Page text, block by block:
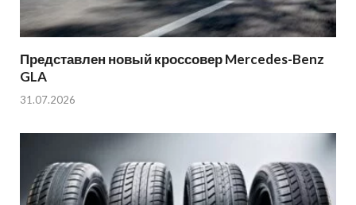
Представлен новый кроссовер Mercedes-Benz
GLA
31.07.2026